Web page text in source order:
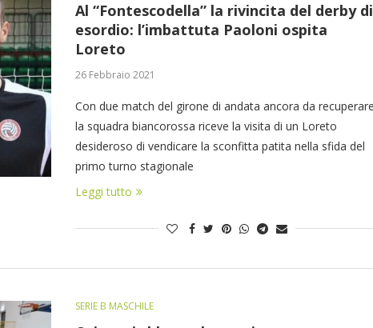
Al “Fontescodella” la rivincita del derby di
esordio: l’imbattuta Paoloni ospita
Loreto
26 Febbraio 2021
Con due match del girone di andata ancora da
la squadra biancorossa riceve la visita di un Loreto
desideroso di vendicare la sconfitta patita nella sfida del
primo turno stagionale
Leggi tutto
SERIE B MASCHILE